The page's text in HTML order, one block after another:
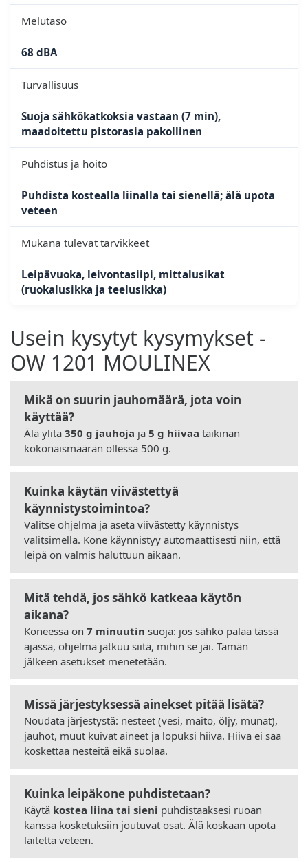
Melutaso
68 dBA
Turvallisuus
Suoja sähkökatkoksia vastaan (7 min),
maadoitettu pistorasia pakollinen
Puhdistus ja hoito
Puhdista kostealla liinalla tai sienellä; älä upota
veteen
Mukana tulevat tarvikkeet
Leipävuoka, leivontasiipi, mittalusikat
(ruokalusikka ja teelusikka)
Usein kysytyt kysymykset -
OW 1201 MOULINEX
Mikä on suurin jauhomäärä, jota voin
käyttää?
Älä ylitä 350 g jauhoja ja 5 g hiivaa taikinan
kokonaismäärän ollessa 500 g.
Kuinka käytän viivästettyä
käynnistystoimintoa?
Valitse ohjelma ja aseta viivästetty käynnistys
valitsimella. Kone käynnistyy automaattisesti niin, että
leipä on valmis haluttuun aikaan.
Mitä tehdä, jos sähkö katkeaa käytön
aikana?
Koneessa on 7 minuutin suoja: jos sähkö palaa tässä
ajassa, ohjelma jatkuu siitä, mihin se jäi. Tämän
jälkeen asetukset menetetään.
Missä järjestyksessä ainekset pitää lisätä?
Noudata järjestystä: nesteet (vesi, maito, öljy, munat),
jauhot, muut kuivat aineet ja lopuksi hiiva. Hiiva ei saa
koskettaa nesteitä eikä suolaa.
Kuinka leipäkone puhdistetaan?
Käytä kostea liina tai sieni puhdistaaksesi ruoan
kanssa kosketuksiin joutuvat osat. Älä koskaan upota
laitetta veteen.